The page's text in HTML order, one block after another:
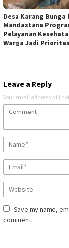
Desa Karang Bunga
Mandastana
Pelayanan
Warga Jadi Prioritas
Leave a Reply
Your email address will
Save my name,
comment.